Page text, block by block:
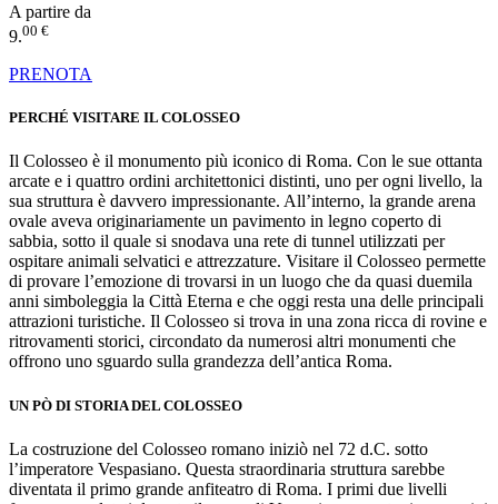
A partire da
9.00 €
PRENOTA
PERCHÉ VISITARE IL COLOSSEO
Il Colosseo è il monumento più iconico di Roma. Con le sue ottanta
arcate e i quattro ordini architettonici distinti, uno per ogni livello, la
sua struttura è davvero impressionante. All’interno, la grande arena
ovale aveva originariamente un pavimento in legno coperto di
sabbia, sotto il quale si snodava una rete di tunnel utilizzati per
ospitare animali selvatici e attrezzature. Visitare il Colosseo permette
di provare l’emozione di trovarsi in un luogo che da quasi duemila
anni simboleggia la Città Eterna e che oggi resta una delle principali
attrazioni turistiche. Il Colosseo si trova in una zona ricca di rovine e
ritrovamenti storici, circondato da numerosi altri monumenti che
offrono uno sguardo sulla grandezza dell’antica Roma.
UN PÒ DI STORIA DEL COLOSSEO
La costruzione del Colosseo romano iniziò nel 72 d.C. sotto
l’imperatore Vespasiano. Questa straordinaria struttura sarebbe
diventata il primo grande anfiteatro di Roma. I primi due livelli